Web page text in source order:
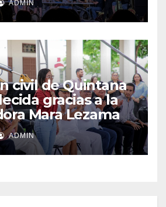
ADMIN
civil de Quintana
gracias a la
Mara Lezama
ADMIN